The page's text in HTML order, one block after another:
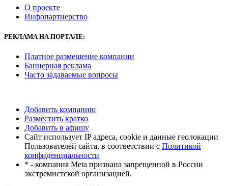
О проекте
Инфопартнерство
РЕКЛАМАНА ПОРТАЛЕ:
Платное размещение компании
Баннерная реклама
Часто задаваемые вопросы
Добавить компанию
Разместить кратко
Добавить в афишу
Сайт использует IP адреса, cookie и данные геолокации
Пользователей сайта, в соответствии с Политикой
конфиденциальности
* - компания Meta признана запрещенной в России
экстремистской организацией.